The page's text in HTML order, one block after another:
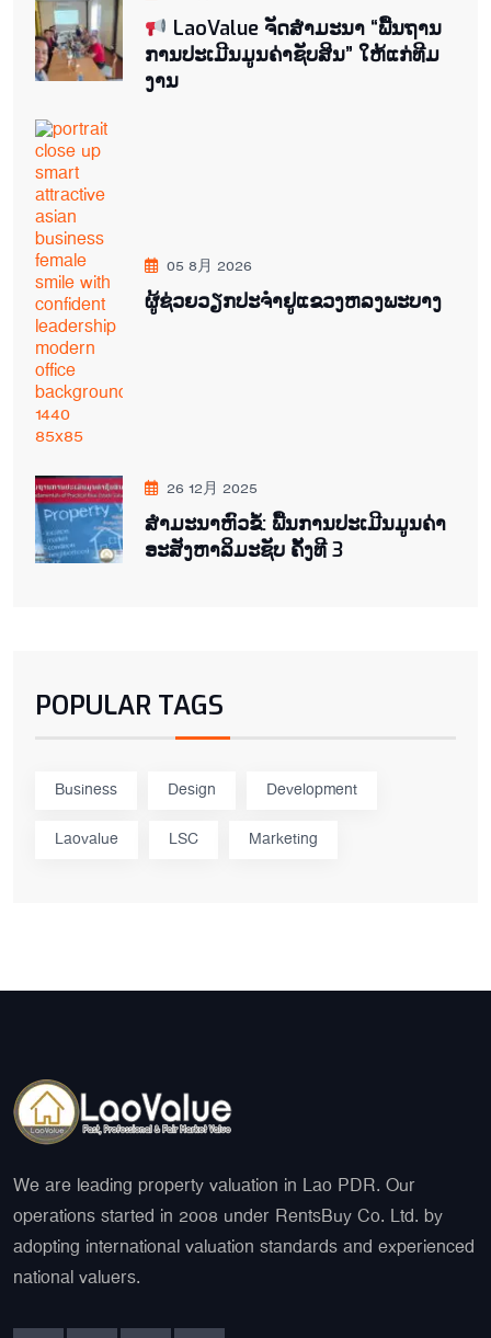
LaoValue ຈັດສຳມະນາ “ພື້ນຖານ
ການປະເມີນມູນຄ່າຊັບສິນ” ໃຫ້ແກ່ທີມ
ງານ
05 8月 2026
ຜູ້ຊ່ວຍ​ວຽກປະ​ຈຳ​ຢູ​​ແຂວງຫລງ​ພະ​ບາງ
26 12月 2025
ສຳມະນາຫົວຂໍ້: ພື້ນການປະເມີນມູນຄ່າ
ອະສັງຫາລິມະຊັບ ຄັ້ງທີ 3
POPULAR TAGS
Business Design Development
Laovalue LSC Marketing
We are leading property valuation in Lao PDR. Our
operations started in 2008 under RentsBuy Co. Ltd. by
adopting international valuation standards and experienced
national valuers.